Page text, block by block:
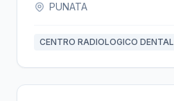
PUNATA
CENTRO RADIOLOGICO DENTAL